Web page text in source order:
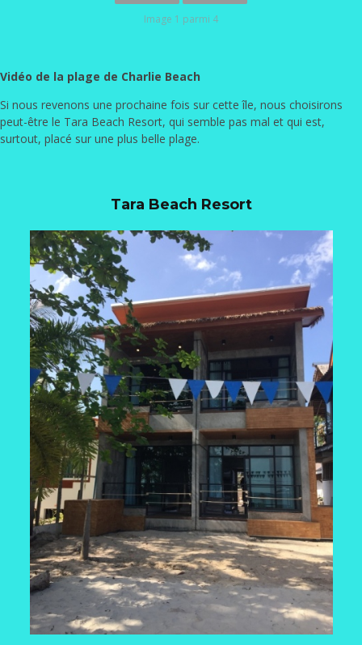
Image 1 parmi 4
Vidéo de la plage de Charlie Beach
Si nous revenons une prochaine fois sur cette île, nous choisirons
peut-être le Tara Beach Resort, qui semble pas mal et qui est,
surtout, placé sur une plus belle plage.
Tara Beach Resort